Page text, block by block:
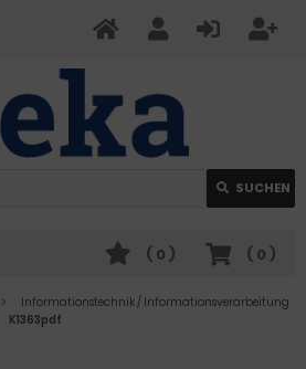
SUCHEN
( 0 )
( 0 )
Informationstechnik / Informationsverarbeitung
K1363pdf